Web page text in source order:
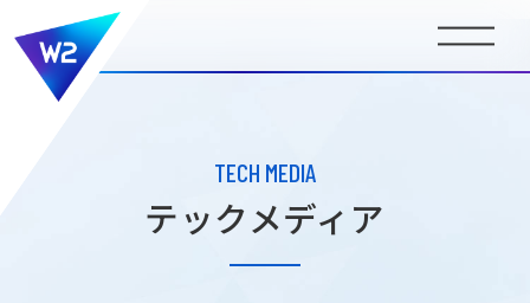
事業内容
COMPANY INFORMATION
TECH MEDIA
テックメディア